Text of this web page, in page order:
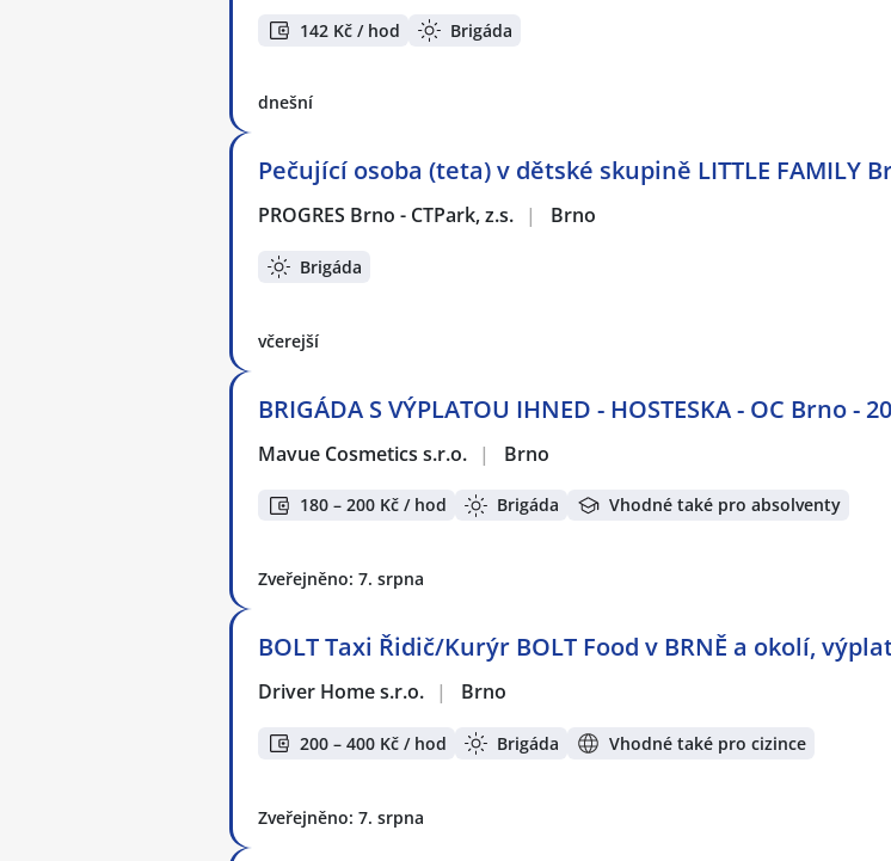
142 Kč / hod Brigáda
dnešní
Pečující osoba (teta) v dětské skupině LITTLE FAMILY
PROGRES Brno - CTPark, z.s. | Brno
Brigáda
včerejší
BRIGÁDA S VÝPLATOU IHNED - HOSTESKA - OC Brno -
Mavue Cosmetics s.r.o. | Brno
180 – 200 Kč / hod Brigáda Vhodné také pro absolventy
Zveřejněno: 7. srpna
BOLT Taxi Řidič/Kurýr BOLT Food v BRNĚ a okolí,
Driver Home s.r.o. | Brno
200 – 400 Kč / hod Brigáda Vhodné také pro cizince
Zveřejněno: 7. srpna